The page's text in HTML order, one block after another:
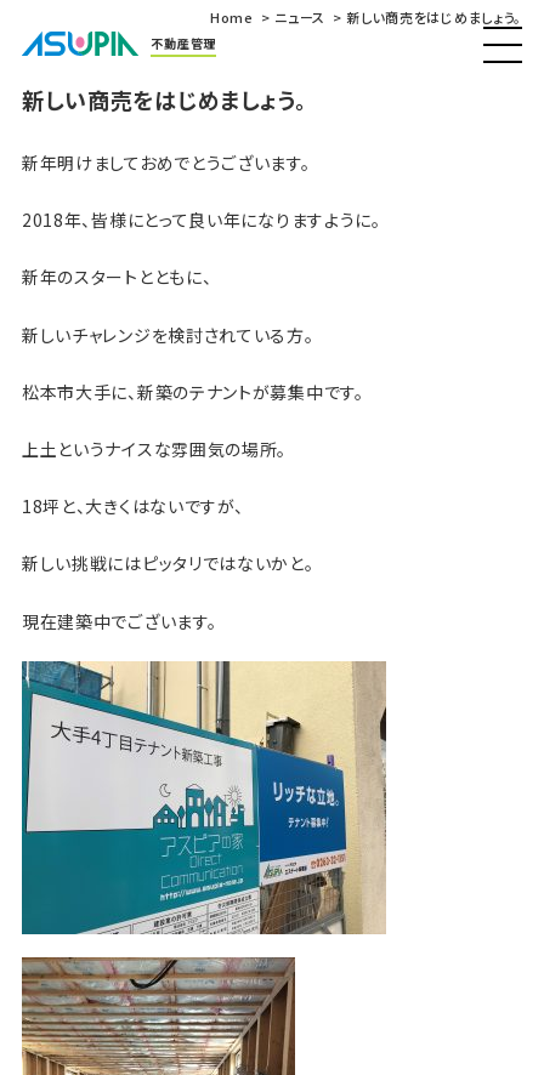
不動産管理
Home ニュース 新しい商売をはじめましょう。
新しい商売をはじめましょう。
新年明けましておめでとうございます。
2018年、皆様にとって良い年になりますように。
新年のスタートとともに、
新しいチャレンジを検討されている方。
松本市大手に、新築のテナントが募集中です。
上土というナイスな雰囲気の場所。
18坪と、大きくはないですが、
新しい挑戦にはピッタリではないかと。
現在建築中でございます。